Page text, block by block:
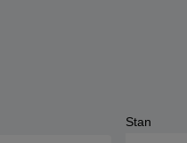
Stan